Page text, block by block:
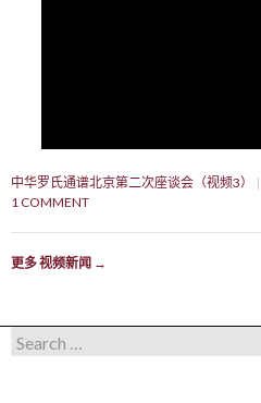
中华罗氏通谱北京第二次座谈会（视频3）
1 COMMENT
更多 视频新闻 →
Search for: